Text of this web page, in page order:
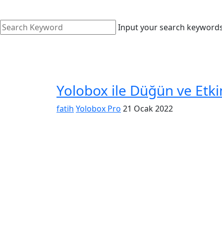
Input your search
Yolobox ile Düğün ve
fatih Yolobox Pro 21 Ocak 2022